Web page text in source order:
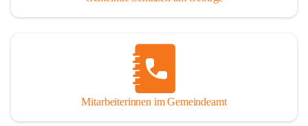
Mitarbeiterinnen im Gemeindeamt